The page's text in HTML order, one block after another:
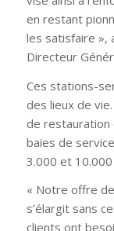
en restant
les satisfaire »,
Directeur
Ces stations-
des lieux de
de
baies de
3.000 et 10.000
« Notre offre
s’élargit sans
clients ont